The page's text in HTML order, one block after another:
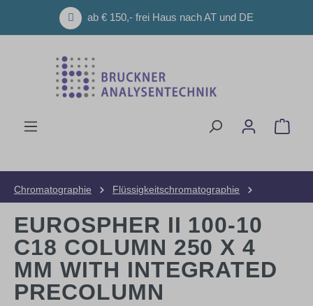
Zum Hauptinhalt springenab € 150,- frei Haus nach AT und DE
Chromatographie
Flüssigkeitschromatographie
EUROSPHER II 100-10
C18 COLUMN 250 X 4
MM WITH INTEGRATED
PRECOLUMN